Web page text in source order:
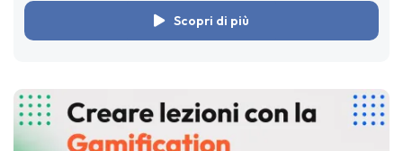
Scopri di più